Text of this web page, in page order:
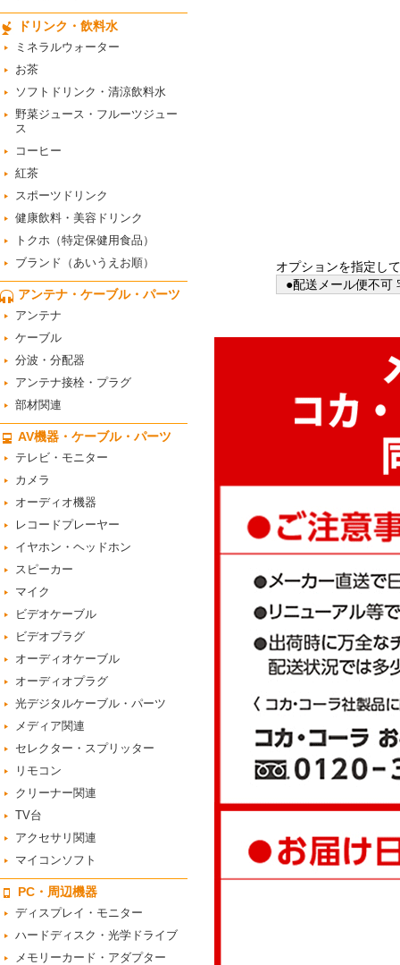
ドリンク・飲料水
ミネラルウォーター
お茶
ソフトドリンク・清涼飲料水
野菜ジュース・フルーツジュー
ス
コーヒー
紅茶
スポーツドリンク
健康飲料・美容ドリンク
トクホ（特定保健用食品）
ブランド（あいうえお順）
アンテナ・ケーブル・パーツ
アンテナ
ケーブル
分波・分配器
アンテナ接栓・プラグ
部材関連
AV機器・ケーブル・パーツ
テレビ・モニター
カメラ
オーディオ機器
レコードプレーヤー
イヤホン・ヘッドホン
スピーカー
マイク
ビデオケーブル
ビデオプラグ
オーディオケーブル
オーディオプラグ
光デジタルケーブル・パーツ
メディア関連
セレクター・スプリッター
リモコン
クリーナー関連
TV台
アクセサリ関連
マイコンソフト
PC・周辺機器
ディスプレイ・モニター
ハードディスク・光学ドライブ
メモリーカード・アダプター
オプションを指定し
●配送メール便不可